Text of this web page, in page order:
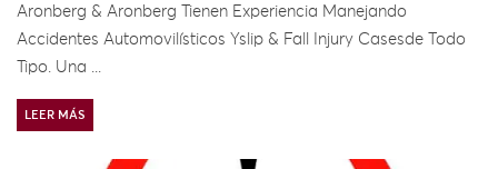
Aronberg & Aronberg Tienen Experiencia Manejando
Accidentes Automovilísticos Yslip & Fall Injury Casesde Todo
Tipo. Una ...
LEER MÁS